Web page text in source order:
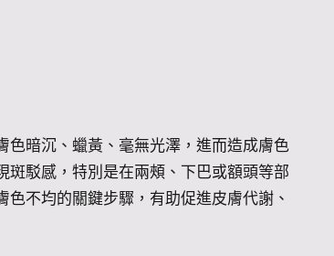
色暗沉、蠟黃、毫無光澤，進而造成膚色
斑駁感，特別是在兩頰、下巴或額頭等部
不均的關鍵步驟，有助促進皮膚代謝、